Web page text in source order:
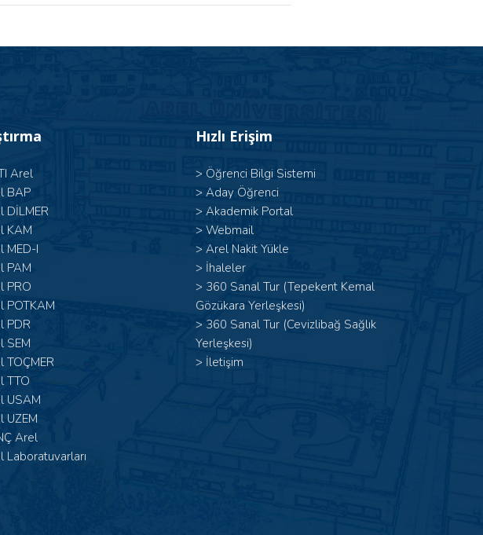
Arel
BAP
DİLMER
KAM
MED-I
PAM
PRO
POTKAM
PDR
SEM
TOÇMER
TTO
USAM
UZEM
Arel
Laboratuvarları
Hızlı Erişim
> Öğrenci Bilgi Sistemi
> Aday Öğrenci
> Akademik Portal
> Webmail
> Arel Nakit Yükle
> İhaleler
> 360 Sanal Tur (Tepekent Kemal
Gözükara Yerleşkesi)
> 360 Sanal Tur (Cevizlibağ Sağlık
Yerleşkesi)
> İletişim